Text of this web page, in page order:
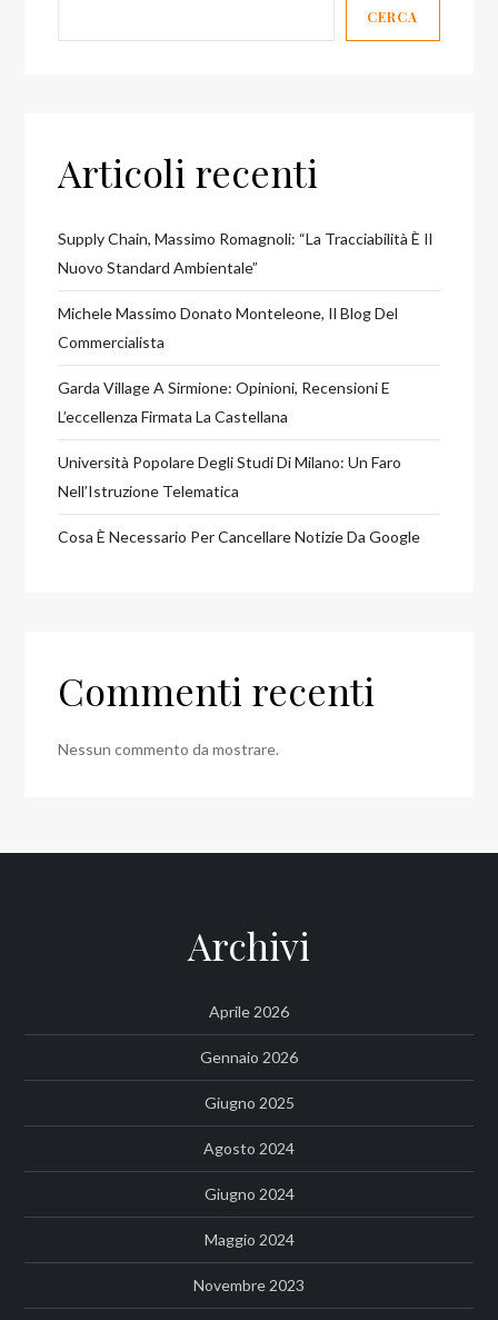
CERCA
Articoli recenti
Supply Chain, Massimo Romagnoli: “La Tracciabilità È Il
Nuovo Standard Ambientale”
Michele Massimo Donato Monteleone, Il Blog Del
Commercialista
Garda Village A Sirmione: Opinioni, Recensioni E
L’eccellenza Firmata La Castellana
Università Popolare Degli Studi Di Milano: Un Faro
Nell’Istruzione Telematica
Cosa È Necessario Per Cancellare Notizie Da Google
Commenti recenti
Nessun commento da mostrare.
Archivi
Aprile 2026
Gennaio 2026
Giugno 2025
Agosto 2024
Giugno 2024
Maggio 2024
Novembre 2023